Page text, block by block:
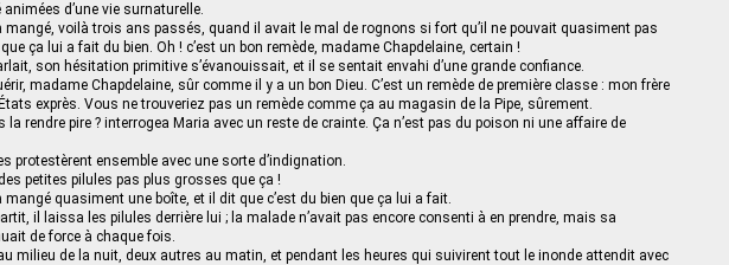
d’une vie surnaturelle.
voilà trois ans passés, quand il avait le mal de rognons si fort qu’il ne pouvait quasiment pas
ça lui a fait du bien. Oh ! c’est un bon remède, madame Chapdelaine, certain !
son hésitation primitive s’évanouissait, et il se sentait envahi d’une grande confiance.
madame Chapdelaine, sûr comme il y a un bon Dieu. C’est un remède de première classe : mon frère
exprès. Vous ne trouveriez pas un remède comme ça au magasin de la Pipe, sûrement.
la rendre pire ? interrogea Maria avec un reste de crainte. Ça n’est pas du poison ni une affaire de
protestèrent ensemble avec une sorte d’indignation.
petites pilules pas plus grosses que ça !
quasiment une boîte, et il dit que c’est du bien que ça lui a fait.
il laissa les pilules derrière lui ; la malade n’avait pas encore consenti à en prendre, mais sa
de force à chaque fois.
milieu de la nuit, deux autres au matin, et pendant les heures qui suivirent tout le inonde attendit avec